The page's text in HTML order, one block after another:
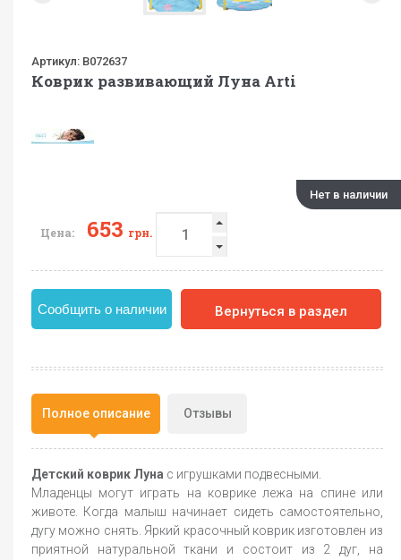
Артикул: B072637
Коврик развивающий Луна Arti
Нет в наличии
Цена: 653 грн.
Сообщить о наличии Вернуться в раздел
Полное описание Отзывы
Детский коврик Луна с игрушками подвесными.
Младенцы могут играть на коврике лежа на спине или
животе. Когда малыш начинает сидеть самостоятельно,
дугу можно снять. Яркий красочный коврик изготовлен из
приятной натуральной ткани и состоит из 2 дуг, на